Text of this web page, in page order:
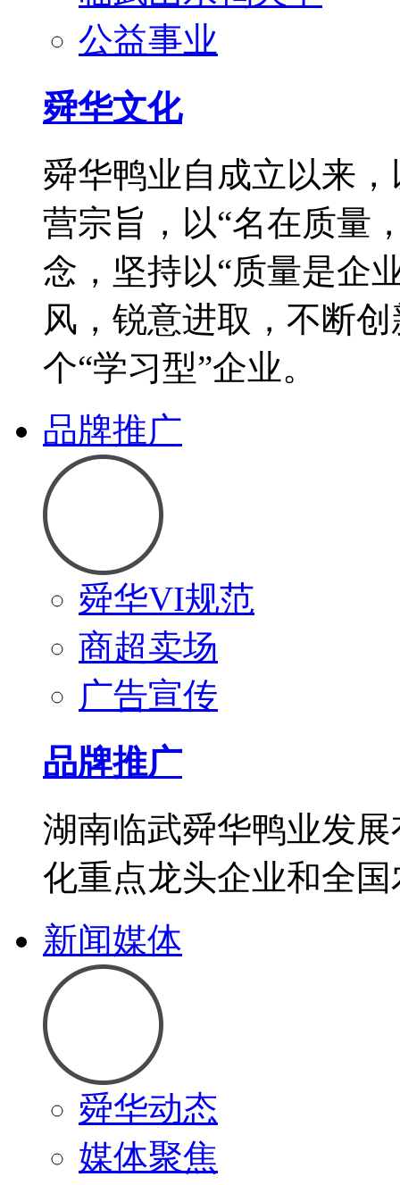
公益事业
舜华文化
舜华鸭业自成立以来
营宗旨，以“名在质量
念，坚持以“质量是企
风，锐意进取，不断
个“学习型”企业。
品牌推广
舜华VI规范
商超卖场
广告宣传
品牌推广
湖南临武舜华鸭业发
化重点龙头企业和全
新闻媒体
舜华动态
媒体聚焦